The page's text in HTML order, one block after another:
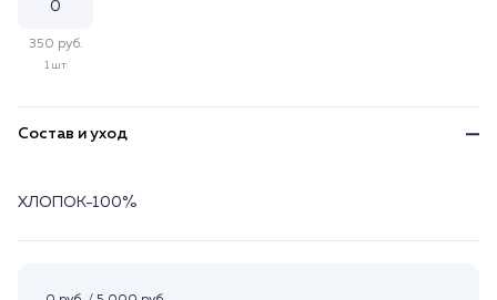
350 руб.
1 шт
Состав и уход
ХЛОПОК-100%